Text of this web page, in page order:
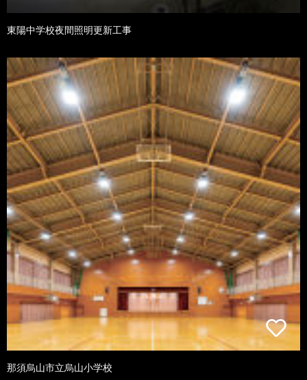
東陽中学校夜間照明更新工事
那須烏山市立烏山小学校